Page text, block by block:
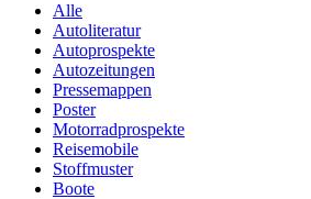
Alle
Autoliteratur
Autoprospekte
Autozeitungen
Pressemappen
Poster
Motorradprospekte
Reisemobile
Stoffmuster
Boote